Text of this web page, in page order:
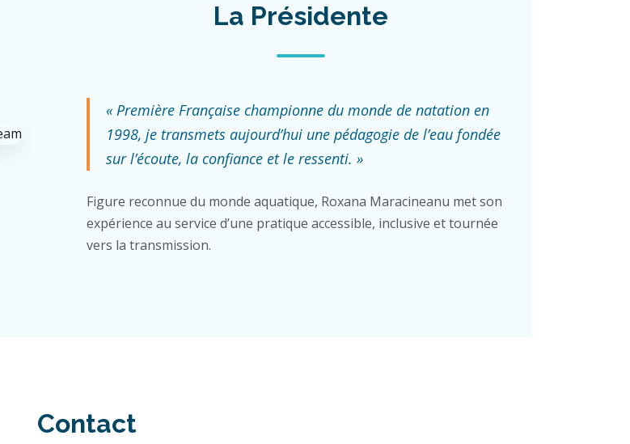
La Présidente
« Première Française championne du monde de natation en
1998, je transmets aujourd’hui une pédagogie de l’eau fondée
sur l’écoute, la confiance et le ressenti. »
Figure reconnue du monde aquatique, Roxana Maracineanu met son
expérience au service d’une pratique accessible, inclusive et tournée
vers la transmission.
Contact